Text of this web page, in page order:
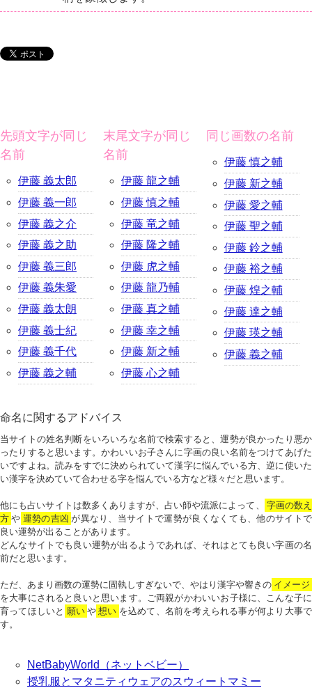
先頭文字が同じ
名前
伊藤 義太郎
伊藤 義一郎
伊藤 義之介
伊藤 義之助
伊藤 義三郎
伊藤 義朱愛
伊藤 義太朗
伊藤 義士紀
伊藤 義千代
伊藤 義之輔
末尾文字が同じ
名前
伊藤 龍之輔
伊藤 慎之輔
伊藤 竜之輔
伊藤 隆之輔
伊藤 虎之輔
伊藤 龍乃輔
伊藤 真之輔
伊藤 幸之輔
伊藤 新之輔
伊藤 心之輔
同じ画数の名前
伊藤 慎之輔
伊藤 新之輔
伊藤 愛之輔
伊藤 聖之輔
伊藤 鈴之輔
伊藤 裕之輔
伊藤 煌之輔
伊藤 達之輔
伊藤 瑛之輔
伊藤 義之輔
命名に関するアドバイス
当サイトの姓名判断をいろいろな名前で検索すると、運勢が良かったり悪か
ったりすると思います。かわいいお子さんに字画の良い名前をつけてあげた
いですよね。読みをすでに決められていて漢字に悩んでいる方、逆に使いた
い漢字を決めていて合わせる字を悩んでいる方など様々だと思います。
他にも占いサイトは数多くありますが、占い師や流派によって、
字画の数え
方 や 運勢の吉凶 が異なり、当サイトで運勢が良くなくても、他のサイトで
良い運勢が出ることがあります。
どんなサイトでも良い運勢が出るようであれば、それはとても良い字画の名
前だと思います。
ただ、あまり画数の運勢に固執しすぎないで、やはり漢字や響きの イメージ
を大事にされると良いと思います。ご両親がかわいいお子様に、こんな子に
育ってほしいと 願い や 想い を込めて、名前を考えられる事が何より大事で
す。
NetBabyWorld（ネットベビー）
授乳服とマタニティウェアのスウィートマミー